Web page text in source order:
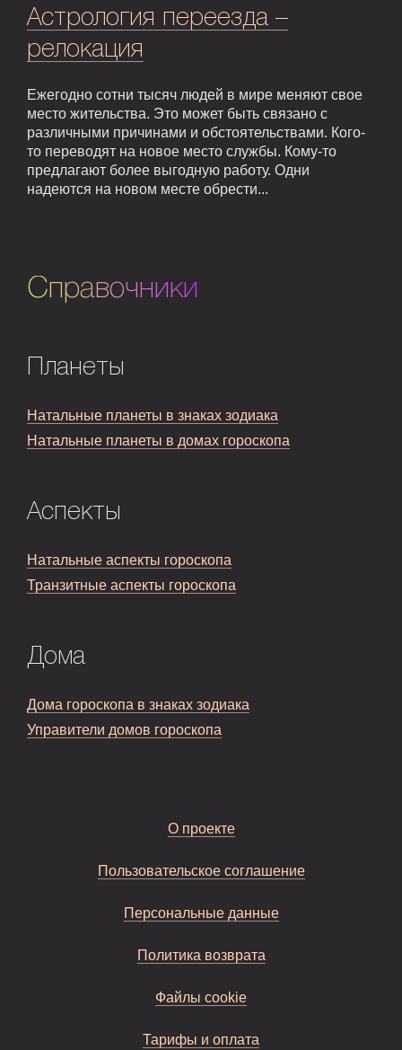
Астрология переезда –
релокация
Ежегодно сотни тысяч людей в мире меняют свое
место жительства. Это может быть связано с
различными причинами и обстоятельствами. Кого-
то переводят на новое место службы. Кому-то
предлагают более выгодную работу. Одни
надеются на новом месте обрести...
Справочники
Планеты
Натальные планеты в знаках зодиака
Натальные планеты в домах гороскопа
Аспекты
Натальные аспекты гороскопа
Транзитные аспекты гороскопа
Дома
Дома гороскопа в знаках зодиака
Управители домов гороскопа
О проекте
Пользовательское соглашение
Персональные данные
Политика возврата
Файлы cookie
Тарифы и оплата